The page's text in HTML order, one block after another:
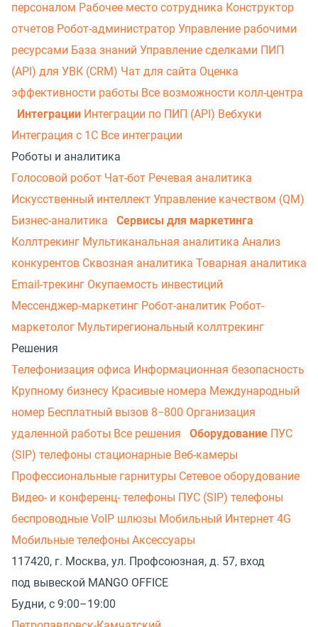
персоналом Рабочее место сотрудника Конструктор
отчетов Робот-администратор Управление рабочими
ресурсами База знаний Управление сделками ПИП
(API) для УВК (CRM) Чат для сайта Оценка
эффективности работы Все возможности колл-центра
Интеграции Интеграции по ПИП (API) Вебхуки
Интеграция с 1С Все интеграции
Роботы и аналитика
Голосовой робот Чат-бот Речевая аналитика
Искусственный интеллект Управление качеством (QM)
Бизнес-аналитика
Сервисы для маркетинга
Коллтрекинг Мультиканальная аналитика Анализ
конкурентов Сквозная аналитика Товарная аналитика
Email-трекинг Окупаемость инвестиций
Мессенджер‑маркетинг Робот-аналитик Робот-
маркетолог Мультирегиональный коллтрекинг
Решения
Телефонизация офиса Информационная безопасность
Крупному бизнесу Красивые номера Международный
номер Бесплатный вызов 8−800 Организация
удаленной работы Все решения Оборудование ПУС
(SIP) телефоны стационарные Веб-камеры
Профессиональные гарнитуры Сетевое оборудование
Видео- и конференц- телефоны ПУС (SIP) телефоны
беспроводные VoIP шлюзы Мобильный Интернет 4G
Мобильные телефоны Аксессуары
117420, г. Москва, ул. Профсоюзная, д. 57, вход
под вывеской MANGO OFFICE
Будни, с 9:00–19:00